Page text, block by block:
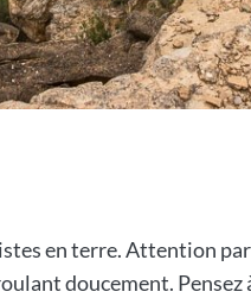
en terre. Attention
doucement.